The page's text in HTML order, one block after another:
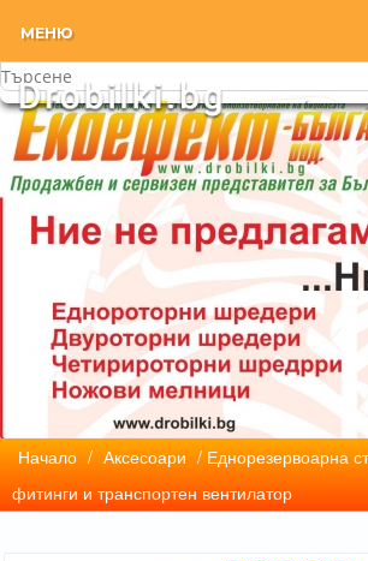
МЕНЮ
Начало / Аксесоари / Еднорезервоарна
фитинги и транспортен вентилатор